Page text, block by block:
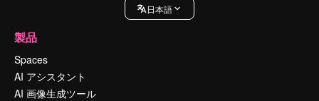
日本語
製品
Spaces
AI アシスタント
AI 画像生成ツール